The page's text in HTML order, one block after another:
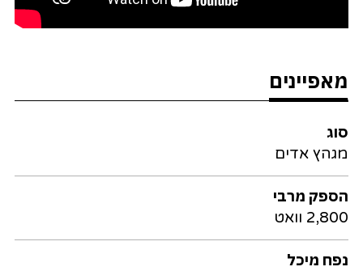
מאפיינים
סוג
מגהץ אדים
הספק מרבי
2,800 וואט
נפח מיכל